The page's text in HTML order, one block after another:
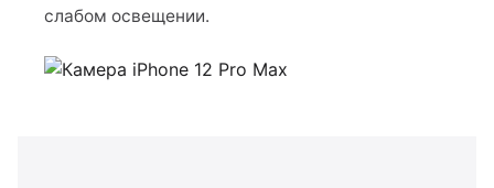
слабом освещении.